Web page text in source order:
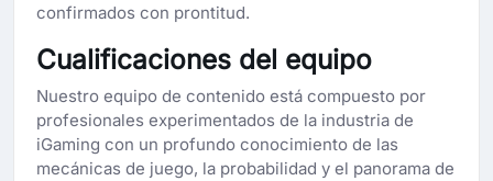
confirmados con prontitud.
Cualificaciones del equipo
Nuestro equipo de contenido está compuesto por
profesionales experimentados de la industria de
iGaming con un profundo conocimiento de las
mecánicas de juego, la probabilidad y el panorama de